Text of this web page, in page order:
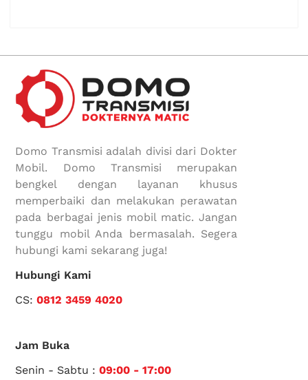
Domo Transmisi adalah divisi dari Dokter
Mobil. Domo Transmisi merupakan
bengkel dengan layanan khusus
memperbaiki dan melakukan perawatan
pada berbagai jenis mobil matic. Jangan
tunggu mobil Anda bermasalah. Segera
hubungi kami sekarang juga!
Hubungi Kami
CS:0812 3459 4020
Jam Buka
Senin - Sabtu :09:00 - 17:00